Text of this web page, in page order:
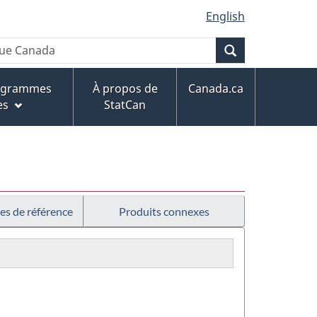
English
À propos de
StatCan
Canada.ca
de référence Produits connexes